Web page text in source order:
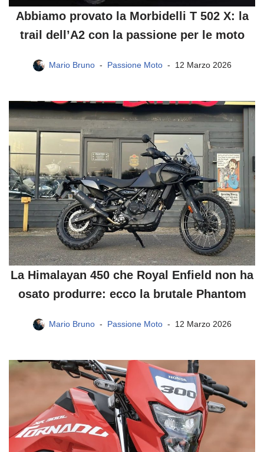
Abbiamo provato la Morbidelli T 502 X: la
trail dell’A2 con la passione per le moto
Mario Bruno Passione Moto 12 Marzo 2026
La Himalayan 450 che Royal Enfield non ha
osato produrre: ecco la brutale Phantom
Mario Bruno Passione Moto 12 Marzo 2026